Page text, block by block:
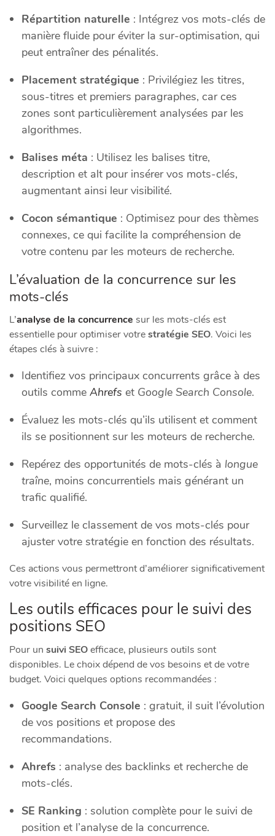
Répartition naturelle : Intégrez vos mots-clés de
manière fluide pour éviter la sur-optimisation, qui
peut entraîner des pénalités.
Placement stratégique : Privilégiez les titres,
sous-titres et premiers paragraphes, car ces
zones sont particulièrement analysées par les
algorithmes.
Balises méta : Utilisez les balises titre,
description et alt pour insérer vos mots-clés,
augmentant ainsi leur visibilité.
Cocon sémantique : Optimisez pour des thèmes
connexes, ce qui facilite la compréhension de
votre contenu par les moteurs de recherche.
L’évaluation de la concurrence sur les
mots-clés
L’analyse de la concurrence sur les mots-clés est
essentielle pour optimiser votrestratégie SEO. Voici les
étapes clés à suivre :
Identifiez vos principaux concurrents grâce à des
outils comme Ahrefs et Google Search Console.
Évaluez les mots-clés qu’ils utilisent et comment
ils se positionnent sur les moteurs de recherche.
Repérez des opportunités de mots-clés à longue
traîne, moins concurrentiels mais générant un
trafic qualifié.
Surveillez le classement de vos mots-clés pour
ajuster votre stratégie en fonction des résultats.
Ces actions vous permettront d’améliorer significativement
votre visibilité en ligne.
Les outils efficaces pour le suivi des
positions SEO
Pour un suivi SEOefficace, plusieurs outils sont
disponibles. Le choix dépend de vos besoins et de votre
budget. Voici quelques options recommandées :
Google Search Console : gratuit, il suit l’évolution
de vos positions et propose des
recommandations.
Ahrefs : analyse des backlinks et recherche de
mots-clés.
SE Ranking : solution complète pour le suivi de
position et l’analyse de la concurrence.